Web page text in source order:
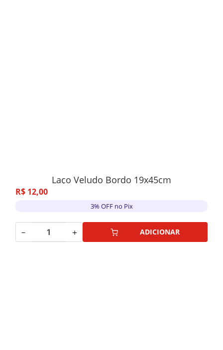
Laço Veludo Bordo 19x45cm
R$ 12,00
3% OFF no Pix
－ ＋ ADICIONAR